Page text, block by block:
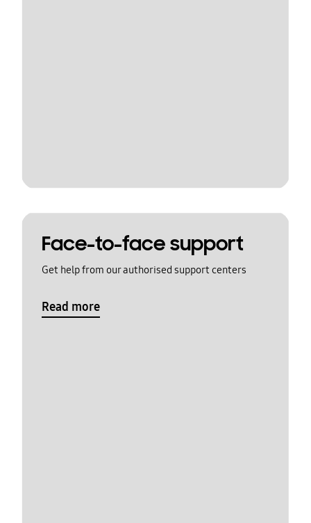
Face-to-face support
Get help from our authorised support centers
Read more